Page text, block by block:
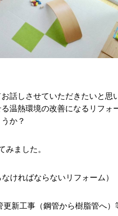
話しさせていただきたいと思
温熱環境の改善になるリフォ
か？
みました。
ければならないリフォーム）
新工事（鋼管から樹脂管へ）